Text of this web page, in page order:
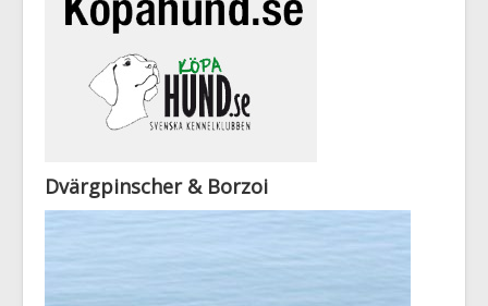
Dvärgpinscher & Borzoi